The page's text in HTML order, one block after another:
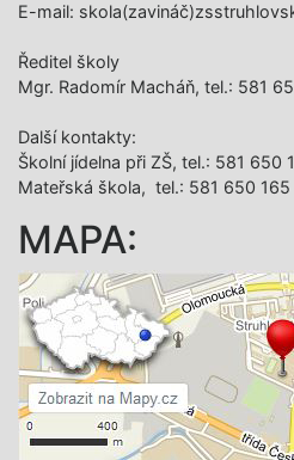
E-mail:
Ředitel školy
Mgr. Radomír Macháň, tel.: 581
Další­ kontakty:
Školní jídelna při ZŠ, tel.: 581 650
Mateřská škola, tel.: 581 650 165
MAPA: